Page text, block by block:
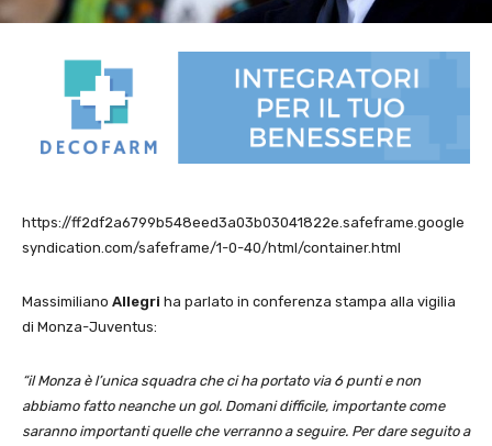
https://ff2df2a6799b548eed3a03b03041822e.safeframe.google
syndication.com/safeframe/1-0-40/html/container.html
Massimiliano Allegri ha parlato in conferenza stampa alla vigilia
di Monza-Juventus:
“il Monza è l’unica squadra che ci ha portato via 6 punti e non
abbiamo fatto neanche un gol. Domani difficile, importante come
saranno importanti quelle che verranno a seguire. Per dare seguito a